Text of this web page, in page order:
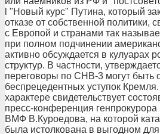
l "Новый курс" Путина, который
отказе от собственной политики,
с Европой и странами так
при полном подчинении
активно обсуждается в кулуарах
структур. В частности,
переговоры по СНВ-3 могут быть
беспрецедентных уступок
характере свидетельствует
пресс-конференция
ВМФ В.Куроедова, на которой
была истолкована в выгодном